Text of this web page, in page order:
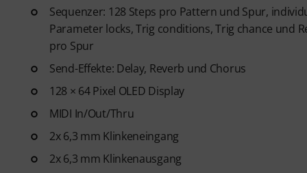
Sequenzer: 128 Steps pro Pattern und Spur,
Parameter locks, Trig conditions, Trig chance und
pro Spur
Send-Effekte: Delay, Reverb und Chorus
128 × 64 Pixel OLED Display
MIDI In/Out/Thru
2x 6,3 mm Klinkeneingang
2x 6,3 mm Klinkenausgang